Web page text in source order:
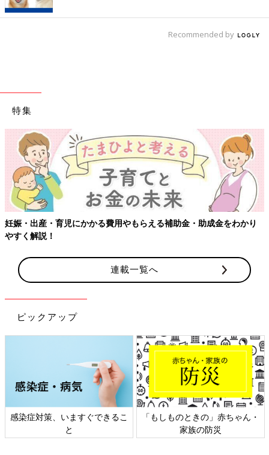
Recommended by
特集
をわかり
【ワクチン接種できるものも】妊婦の感染症対策、知
連載一覧へ
ピックアップ
赤ちゃん・
日本外来小児科学会リーフレッ
六星占術 細木か